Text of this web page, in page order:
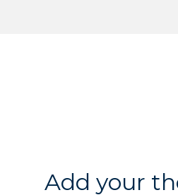
Add your